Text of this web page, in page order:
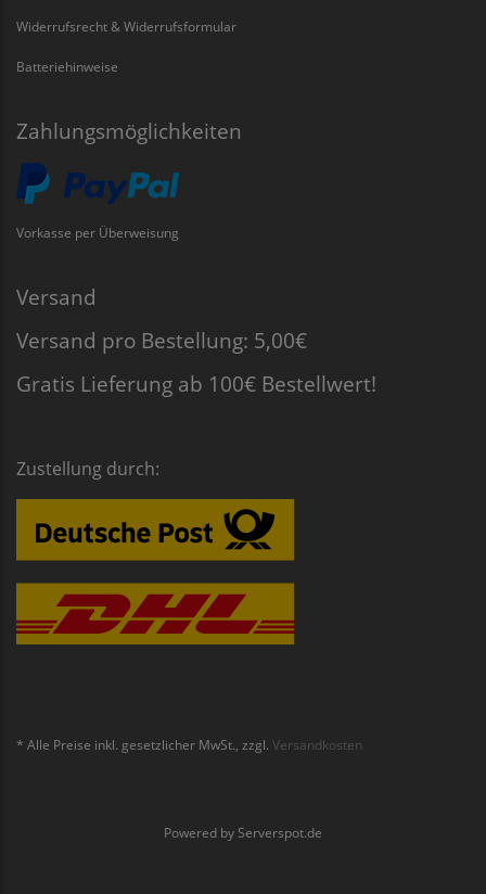
Widerrufsrecht & Widerrufsformular
Batteriehinweise
Zahlungsmöglichkeiten
Vorkasse per Überweisung
Versand
Versand pro Bestellung: 5,00€
Gratis Lieferung ab 100€ Bestellwert!
Zustellung durch:
* Alle Preise inkl. gesetzlicher MwSt., zzgl. Versandkosten
Powered by Serverspot.de